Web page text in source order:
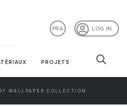
LOG IN
FRA
PROJETS
WALLPAPER COLLECTION